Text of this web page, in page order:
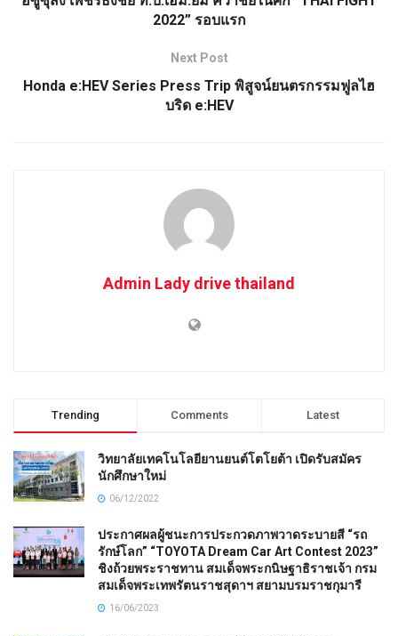
2022” รอบแรก
Next Post
Honda e:HEV Series Press Trip พิสูจน์ยนตรกรรมฟูลไฮ
บริด e:HEV
Admin Lady drive thailand
Trending Comments Latest
วิทยาลัยเทคโนโลยียานยนต์โตโยต้า เปิดรับสมัคร
นักศึกษาใหม่
06/12/2022
ประกาศผลผู้ชนะการประกวดภาพวาดระบายสี “รถ
รักษ์โลก” “TOYOTA Dream Car Art Contest 2023”
ชิงถ้วยพระราชทาน สมเด็จพระกนิษฐาธิราชเจ้า กรม
สมเด็จพระเทพรัตนราชสุดาฯ สยามบรมราชกุมารี
16/06/2023